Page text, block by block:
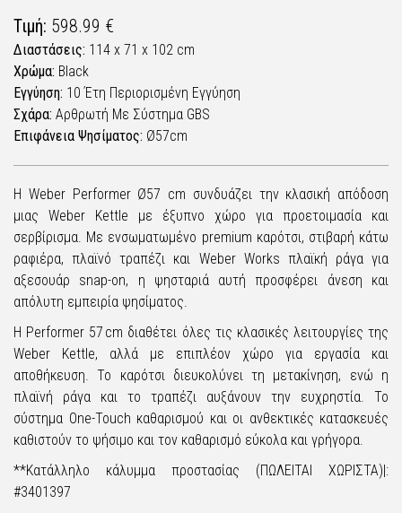
Τιμή: 598.99 €
Διαστάσεις: 114 x 71 x 102 cm
Χρώμα: Black
Εγγύηση: 10 Έτη Περιορισμένη Εγγύηση
Σχάρα: Αρθρωτή Με Σύστημα GBS
Επιφάνεια Ψησίματος: Ø57cm
Η Weber Performer Ø57 cm συνδυάζει την κλασική απόδοση
μιας Weber Kettle με έξυπνο χώρο για προετοιμασία και
σερβίρισμα. Με ενσωματωμένο premium καρότσι, στιβαρή κάτω
ραφιέρα, πλαϊνό τραπέζι και Weber Works πλαϊκή ράγα για
αξεσουάρ snap-on, η ψησταριά αυτή προσφέρει άνεση και
απόλυτη εμπειρία ψησίματος.
Η Performer 57 cm διαθέτει όλες τις κλασικές λειτουργίες της
Weber Kettle, αλλά με επιπλέον χώρο για εργασία και
αποθήκευση. Το καρότσι διευκολύνει τη μετακίνηση, ενώ η
πλαϊνή ράγα και το τραπέζι αυξάνουν την ευχρηστία. Το
σύστημα One-Touch καθαρισμού και οι ανθεκτικές κατασκευές
καθιστούν το ψήσιμο και τον καθαρισμό εύκολα και γρήγορα.
**Κατάλληλο κάλυμμα προστασίας (ΠΩΛΕΙΤΑΙ ΧΩΡΙΣΤΑ)|:
#3401397